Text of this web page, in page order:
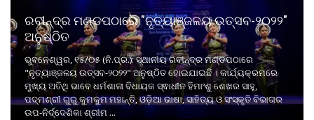
ରବୀନ୍ଦ୍ର ମଣ୍ଡପଠାରେ "ନୃତ୍ୟାଞ୍ଜଳୟ ଉତ୍ସବ-୨୦୨୨"
ଅନୁଷ୍ଠିତ
ଭୁବନେଶ୍ୱର, ୧୫/୦୫ (ନି.ପ୍ର.): ସ୍ଥାନୀୟ ରବୀନ୍ଦ୍ର ମଣ୍ଡପଠାରେ
"ନୃତ୍ୟାଞ୍ଜଳୟ ଉତ୍ସବ-୨୦୨୨" ଅନୁଷ୍ଠିତ ହୋଇଯାଇଛି । କାର୍ଯ୍ୟକ୍ରମରେ
ମୁଖ୍ୟ ଅତିଥି ଭାବେ ଧର୍ମଶାଳା ବିଧାୟକ ସ୍ଵାଧୀନ ହିମାଂଶୁ ଶେଖର ସାହୁ,
ପଦ୍ମଶ୍ରୀ ଗୁରୁ କୁମକୁମ ମହାନ୍ତି, ଓଡ଼ିଆ ଭାଷା, ସାହିତ୍ୟ ଓ ସଂସ୍କୃତି ବିଭାଗର
ଉପ-ନିର୍ଦ୍ଦେଶିକା ଶ୍ରୀମ ...